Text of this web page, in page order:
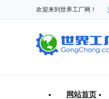
欢迎来到世界工厂网！
网站首页